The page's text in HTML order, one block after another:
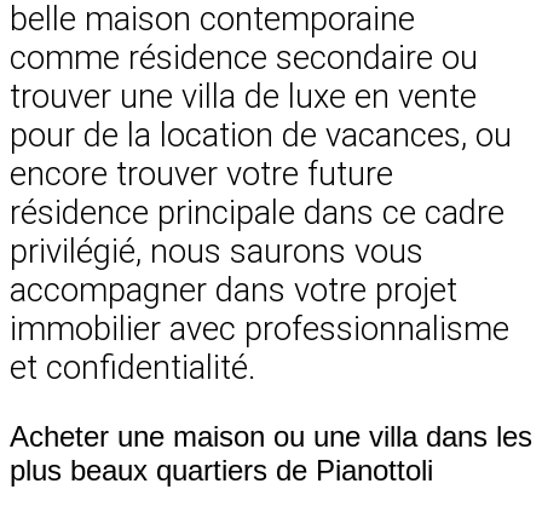
belle maison contemporaine
comme résidence secondaire ou
trouver une villa de luxe en vente
pour de la location de vacances, ou
encore trouver votre future
résidence principale dans ce cadre
privilégié, nous saurons vous
accompagner dans votre projet
immobilier avec professionnalisme
et confidentialité.
Acheter une maison ou une villa dans les
plus beaux quartiers de Pianottoli